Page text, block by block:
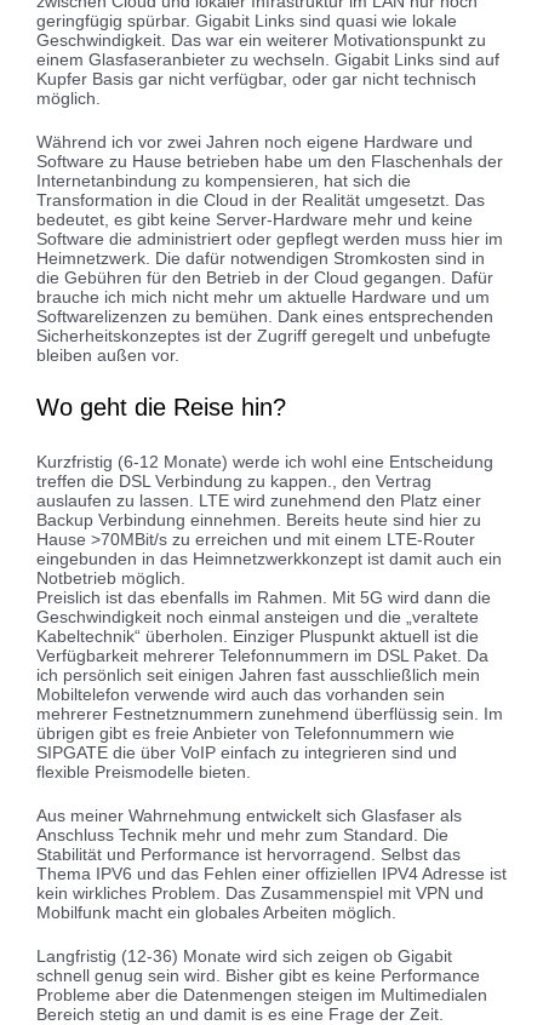
geringfügig spürbar. Gigabit Links sind quasi wie lokale
Geschwindigkeit. Das war ein weiterer Motivationspunkt zu
einem Glasfaseranbieter zu wechseln. Gigabit Links sind auf
Kupfer Basis gar nicht verfügbar, oder gar nicht technisch
möglich.
Während ich vor zwei Jahren noch eigene Hardware und
Software zu Hause betrieben habe um den Flaschenhals der
Internetanbindung zu kompensieren, hat sich die
Transformation in die Cloud in der Realität umgesetzt. Das
bedeutet, es gibt keine Server-Hardware mehr und keine
Software die administriert oder gepflegt werden muss hier im
Heimnetzwerk. Die dafür notwendigen Stromkosten sind in
die Gebühren für den Betrieb in der Cloud gegangen. Dafür
brauche ich mich nicht mehr um aktuelle Hardware und um
Softwarelizenzen zu bemühen. Dank eines entsprechenden
Sicherheitskonzeptes ist der Zugriff geregelt und unbefugte
bleiben außen vor.
Wo geht die Reise hin?
Kurzfristig (6-12 Monate) werde ich wohl eine Entscheidung
treffen die DSL Verbindung zu kappen., den Vertrag
auslaufen zu lassen. LTE wird zunehmend den Platz einer
Backup Verbindung einnehmen. Bereits heute sind hier zu
Hause >70MBit/s zu erreichen und mit einem LTE-Router
eingebunden in das Heimnetzwerkkonzept ist damit auch ein
Notbetrieb möglich.
Preislich ist das ebenfalls im Rahmen. Mit 5G wird dann die
Geschwindigkeit noch einmal ansteigen und die „veraltete
Kabeltechnik“ überholen. Einziger Pluspunkt aktuell ist die
Verfügbarkeit mehrerer Telefonnummern im DSL Paket. Da
ich persönlich seit einigen Jahren fast ausschließlich mein
Mobiltelefon verwende wird auch das vorhanden sein
mehrerer Festnetznummern zunehmend überflüssig sein. Im
übrigen gibt es freie Anbieter von Telefonnummern wie
SIPGATE die über VoIP einfach zu integrieren sind und
flexible Preismodelle bieten.
Aus meiner Wahrnehmung entwickelt sich Glasfaser als
Anschluss Technik mehr und mehr zum Standard. Die
Stabilität und Performance ist hervorragend. Selbst das
Thema IPV6 und das Fehlen einer offiziellen IPV4 Adresse ist
kein wirkliches Problem. Das Zusammenspiel mit VPN und
Mobilfunk macht ein globales Arbeiten möglich.
Langfristig (12-36) Monate wird sich zeigen ob Gigabit
schnell genug sein wird. Bisher gibt es keine Performance
Probleme aber die Datenmengen steigen im Multimedialen
Bereich stetig an und damit is es eine Frage der Zeit.